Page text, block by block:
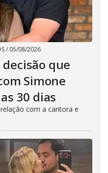
/ 05/08/2026
que
Simone
30 dias
com a cantora e